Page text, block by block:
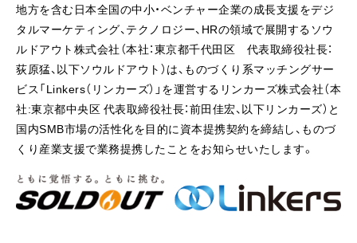
地方を含む日本全国の中小・ベンチャー企業の成長支援をデジ
タルマーケティング、テクノロジー、HRの領域で展開するソウ
ルドアウト株式会社（本社：東京都千代田区 代表取締役社長：
荻原猛、以下ソウルドアウト）は、ものづくり系マッチングサー
ビス「Linkers（リンカーズ）」を運営するリンカーズ株式会社（本
社:東京都中央区 代表取締役社長：前田佳宏、以下リンカーズ）と
国内SMB市場の活性化を目的に資本提携契約を締結し、ものづ
くり産業支援で業務提携したことをお知らせいたします。